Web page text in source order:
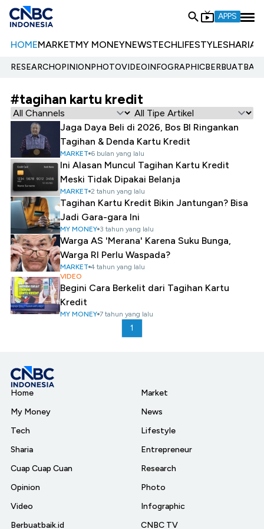
APPS
HOMEMARKETMY MONEYNEWSTECHLIFESTYLESHARIA
RESEARCHOPINIONPHOTOVIDEOINFOGRAPHIC
#tagihan kartu kredit
Jaga Daya Beli di 2026, Bos BI Ringankan
Tagihan & Denda Kartu Kredit
MARKET 6 bulan yang lalu
Ini Alasan Muncul Tagihan Kartu Kredit
Meski Tidak Dipakai Belanja
MARKET 2 tahun yang lalu
Tagihan Kartu Kredit Bikin Jantungan? Bisa
Jadi Gara-gara Ini
MY MONEY 3 tahun yang lalu
Warga AS 'Merana' Karena Suku Bunga,
Warga RI Perlu Waspada?
MARKET 4 tahun yang lalu
VIDEO
Begini Cara Berkelit dari Tagihan Kartu
Kredit
MY MONEY 7 tahun yang lalu
1
Home
My Money
Tech
Sharia
Cuap Cuap Cuan
Opinion
Video
Berbuatbaik.id
Market
News
Lifestyle
Entrepreneur
Research
Photo
Infographic
CNBC TV